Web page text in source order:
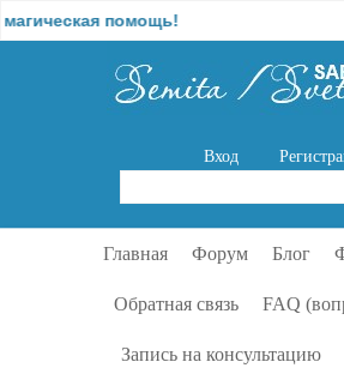
помощь!
Вход
Главная Форум Блог
Обратная связь FAQ
Запись на консультацию